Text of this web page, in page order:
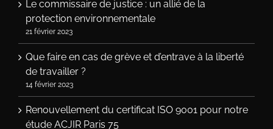
Le commissaire de justice : un allié de la
protection environnementale
21 février 2023
Que faire en cas de grève et d’entrave à la liberté
de travailler ?
14 février 2023
Renouvellement du certificat ISO 9001 pour notre
étude ACJIR Paris 75